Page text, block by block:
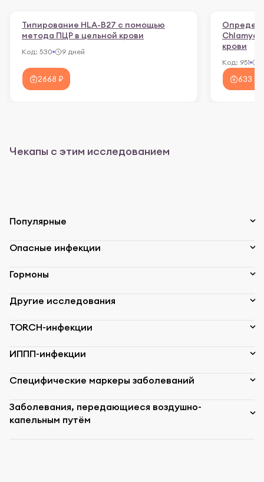
Типирование HLA-B27 с помощью
метода ПЦР в цельной крови
Код: 530 9 дней
2668 ₽
крови
Код: 951
633 ₽
Чекапы с этим исследованием
Популярные
Опасные инфекции
Гормоны
Другие исследования
TORCH-инфекции
ИППП-инфекции
Специфические маркеры заболеваний
Заболевания, передающиеся воздушно-
капельным путём